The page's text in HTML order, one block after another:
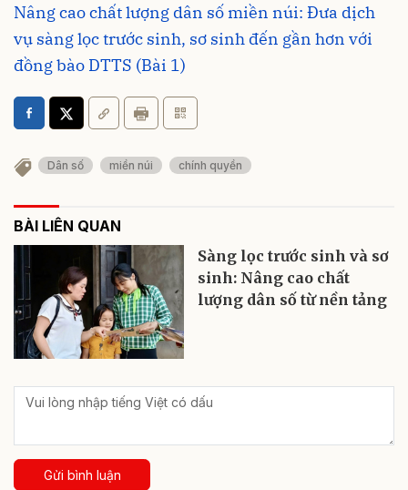
Nâng cao chất lượng dân số miền núi: Đưa dịch
vụ sàng lọc trước sinh, sơ sinh đến gần hơn với
đồng bào DTTS (Bài 1)
Dân số miền núi chính quyền
BÀI LIÊN QUAN
Sàng lọc trước sinh và sơ
sinh: Nâng cao chất
lượng dân số từ nền tảng
Gửi bình luận